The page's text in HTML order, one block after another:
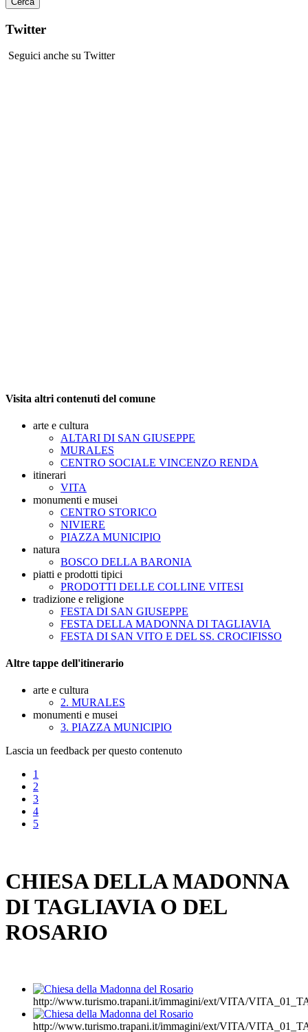
Twitter
Seguici anche su Twitter
Visita altri contenuti del comune
arte e cultura
ALTARI DI SAN GIUSEPPE
MURALES
CENTRO SOCIALE VINCENZO RENDA
itinerari
VITA
monumenti e musei
CENTRO STORICO
NIVIERE
PIAZZA MUNICIPIO
natura
BOSCO DELLA BARONIA
piatti e prodotti tipici
PRODOTTI DELLE COLLINE VITESI
tradizione e religione
FESTA DI SAN GIUSEPPE
FESTA DELLA MADONNA DI TAGLIAVIA
FESTA DI SAN VITO E DEL SS. CROCIFISSO
Altre tappe dell'itinerario
arte e cultura
2. MURALES
monumenti e musei
3. PIAZZA MUNICIPIO
Lascia un feedback per questo contenuto
1
2
3
4
5
CHIESA DELLA MADONNA
DI TAGLIAVIA O DEL
ROSARIO
http://www.turismo.trapani.it/immagini/ext/VITA/
http://www.turismo.trapani.it/immagini/ext/VITA/